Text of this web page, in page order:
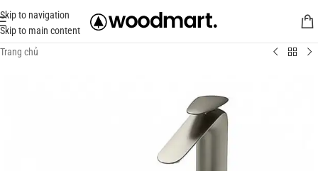
Skip to navigation
Skip to main content
Trang chủ